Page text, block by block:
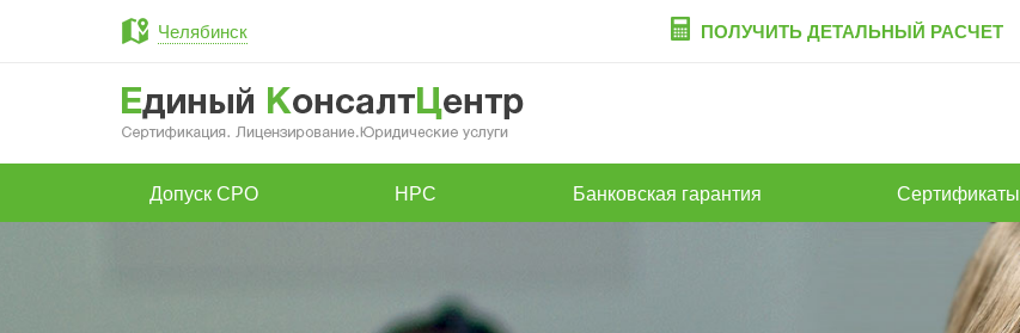
Челябинск ПОЛУЧИТЬ ДЕТАЛЬНЫЙ РАСЧЕТ
Допуск СРО НРС Банковская гарантия Сертификаты